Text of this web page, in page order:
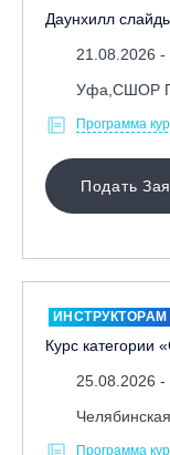
Даунхилл
21.08.2026
Уфа,СШОР
Программа
Подать
ИНСТРУКТОРАМ
Курс категории
25.08.2026
Программа